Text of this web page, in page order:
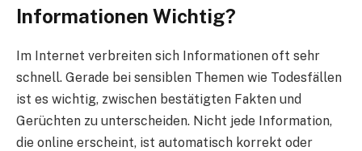
Informationen Wichtig?
Im Internet verbreiten sich Informationen oft sehr
schnell. Gerade bei sensiblen Themen wie Todesfällen
ist es wichtig, zwischen bestätigten Fakten und
Gerüchten zu unterscheiden. Nicht jede Information,
die online erscheint, ist automatisch korrekt oder